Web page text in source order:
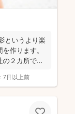
というより楽
作ります。
２カ所で撮
7日以上前